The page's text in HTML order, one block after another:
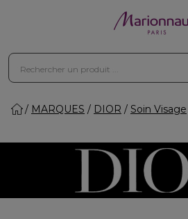
MARQUES DIOR Soin Visage